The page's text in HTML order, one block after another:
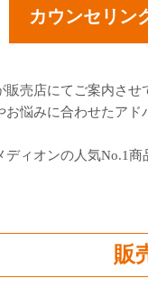
カウンセリン
売店にてご案内させ
悩みに合わせたア
ディオンの人気No.1
販